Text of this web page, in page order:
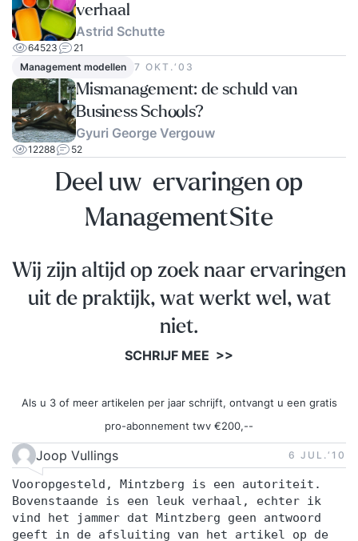
verhaal
Astrid Schutte
64523
21
Management modellen
7 OKT.‘03
Mismanagement: de schuld van
Business Schools?
Gyuri George Vergouw
12288 52
Deel uw ervaringen op
ManagementSite
Wij zijn altijd op zoek naar ervaringen
uit de praktijk, wat werkt wel, wat
niet.
SCHRIJF MEE >>
Als u 3 of meer artikelen per jaar schrijft, ontvangt u een gratis
pro-abonnement twv €200,--
Joop Vullings 6 JUL.‘10
Vooropgesteld, Mintzberg is een autoriteit.
Bovenstaande is een leuk verhaal, echter ik
vind het jammer dat Mintzberg geen antwoord
geeft in de afsluiting van het artikel op de